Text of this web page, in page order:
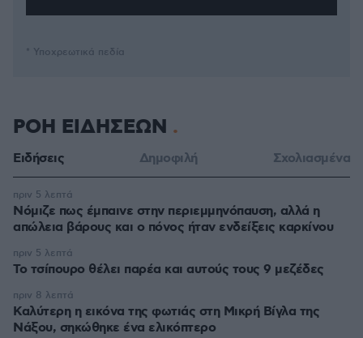
* Υποχρεωτικά πεδία
ΡΟΗ ΕΙΔΗΣΕΩΝ
Ειδήσεις Δημοφιλή Σχολιασμένα
Νόμιζε πως έμπαινε στην περιεμμηνόπαυση, αλλά η
απώλεια βάρους και ο πόνος ήταν ενδείξεις καρκίνου
πριν 5 λεπτά
Το τσίπουρο θέλει παρέα και αυτούς τους 9 μεζέδες
πριν 5 λεπτά
Καλύτερη η εικόνα της φωτιάς στη Μικρή Βίγλα της
Νάξου, σηκώθηκε ένα ελικόπτερο
πριν 8 λεπτά